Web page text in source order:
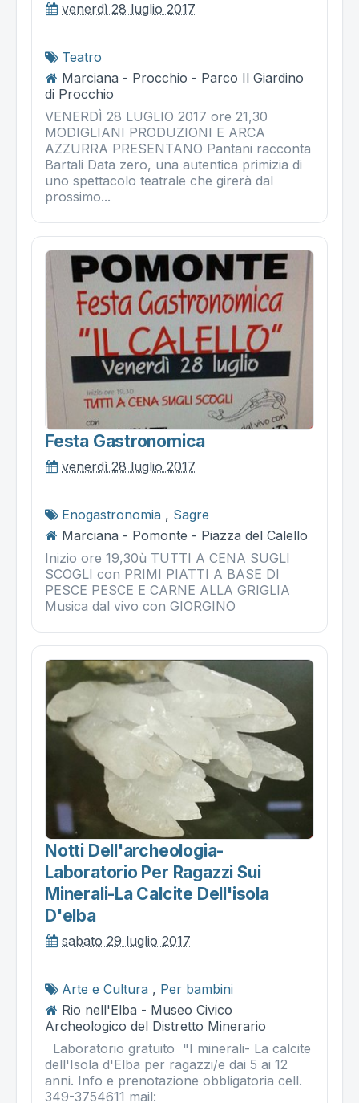
venerdì 28 luglio 2017
Teatro
Marciana - Procchio - Parco Il Giardino
di Procchio
VENERDÌ 28 LUGLIO 2017 ore 21,30
MODIGLIANI PRODUZIONI E ARCA
AZZURRA PRESENTANO Pantani racconta
Bartali Data zero, una autentica primizia di
uno spettacolo teatrale che girerà dal
prossimo...
Festa Gastronomica
venerdì 28 luglio 2017
Enogastronomia , Sagre
Marciana - Pomonte - Piazza del Calello
Inizio ore 19,30ù TUTTI A CENA SUGLI
SCOGLI con PRIMI PIATTI A BASE DI
PESCE PESCE E CARNE ALLA GRIGLIA
Musica dal vivo con GIORGINO
Notti Dell'archeologia-
Laboratorio Per Ragazzi Sui
Minerali-La Calcite Dell'isola
D'elba
sabato 29 luglio 2017
Arte e Cultura , Per bambini
Rio nell'Elba - Museo Civico
Archeologico del Distretto Minerario
Laboratorio gratuito "I minerali- La calcite
dell'Isola d'Elba per ragazzi/e dai 5 ai 12
anni. Info e prenotazione obbligatoria cell.
349-3754611 mail: